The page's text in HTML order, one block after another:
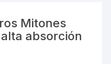
Mitones
absorción